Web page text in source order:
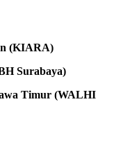
(KIARA)
Surabaya)
Timur (WALHI